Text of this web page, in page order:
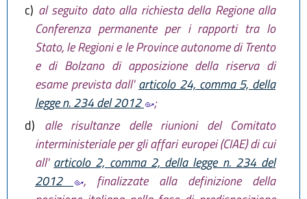
c) al seguito dato alla richiesta della Regione alla
Conferenza permanente per i rapporti tra lo
Stato, le Regioni e le Province autonome di Trento
e di Bolzano di apposizione della riserva di
esame prevista dall'articolo 24, comma 5, della
legge n. 234 del 2012
;
d) alle risultanze delle riunioni del Comitato
interministeriale per gli affari europei (CIAE) di cui
all' articolo 2, comma 2, della legge n. 234 del
2012
, finalizzate alla definizione della